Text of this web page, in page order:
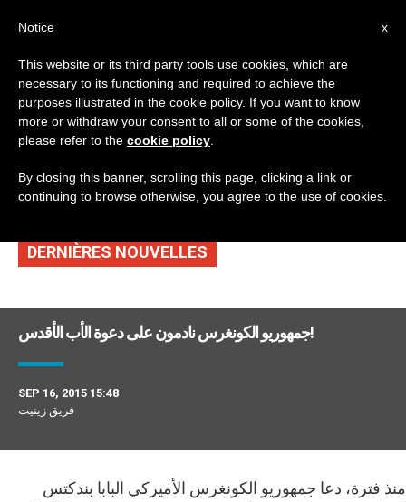
TAG
Posts Tagged
‘كونغرس’
DERNIÈRES NOUVELLES
جمهوريو الكونغرس نادمون على دعوة الأب الأقدس!
SEP 16, 2015 15:48
فريق زينيت
منذ فترة، دعا جمهوريو الكونغرس الأميركي البابا بندكتس
x
Notice
This website or its third party tools use cookies, which are
necessary to its functioning and required to achieve the
purposes illustrated in the cookie policy. If you want to know
more or withdraw your consent to all or some of the cookies,
please refer to the cookie policy
By closing this banner, scrolling this page, clicking a link or
continuing to browse otherwise, you agree to the use of cookies.